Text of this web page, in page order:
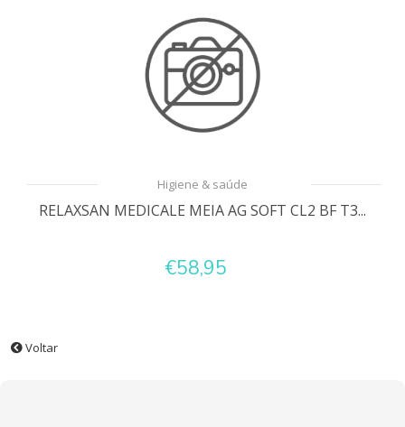
Higiene & saúde
RELAXSAN MEDICALE MEIA AG SOFT CL2 BF T3...
€58,95
Voltar